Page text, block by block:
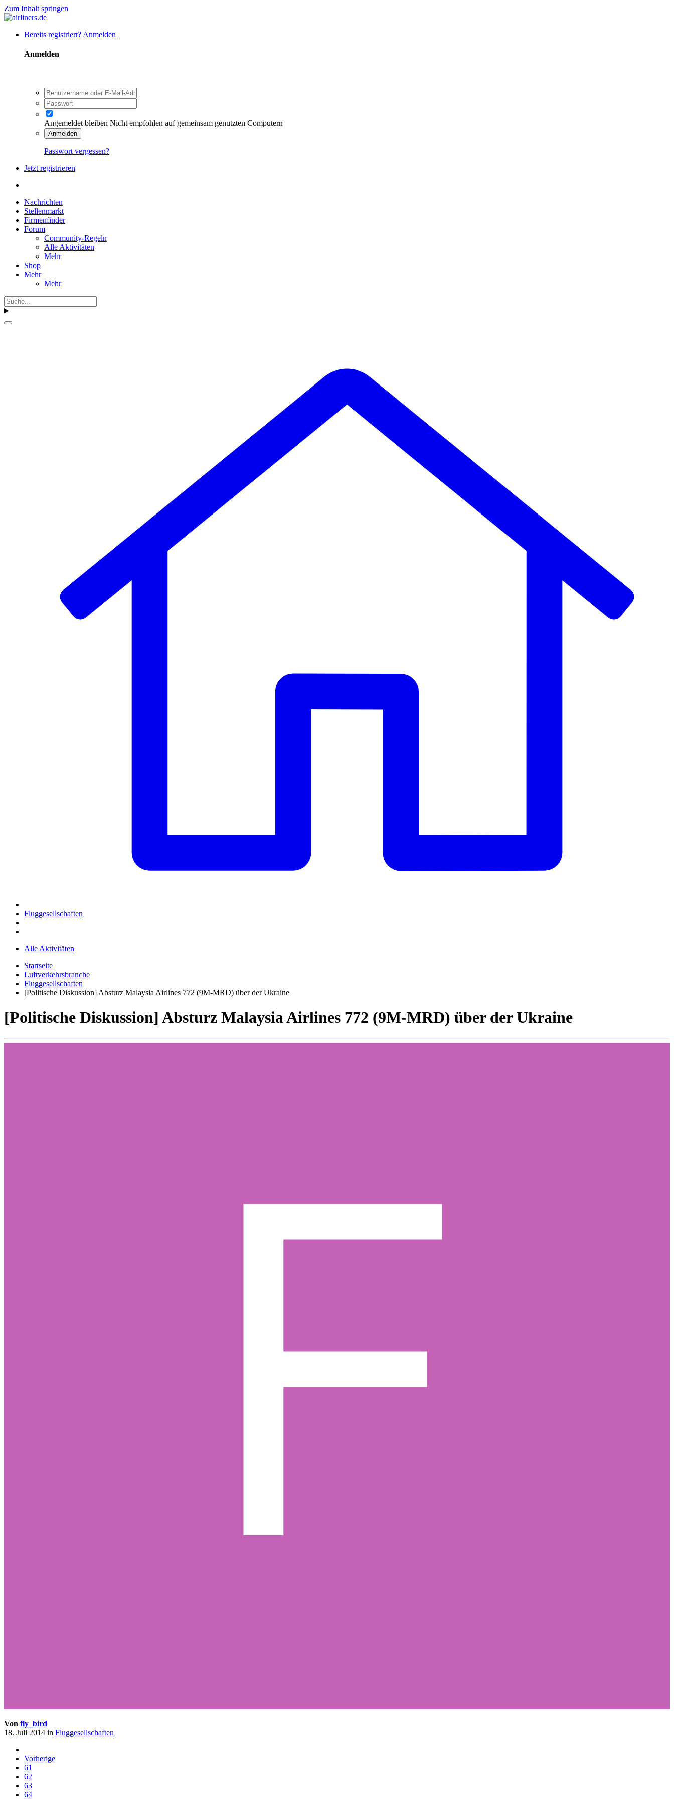
Zum Inhalt springen
Bereits registriert? Anmelden
Anmelden
Angemeldet bleiben Nicht empfohlen auf gemeinsam genutzten Computern
Anmelden
Passwort vergessen?
Jetzt registrieren
Nachrichten
Stellenmarkt
Firmenfinder
Forum
Community-Regeln
Alle Aktivitäten
Mehr
Shop
Mehr
Mehr
Fluggesellschaften
Alle Aktivitäten
Startseite
Luftverkehrsbranche
Fluggesellschaften
[Politische Diskussion] Absturz Malaysia Airlines 772 (9M-MRD) über der Ukraine
[Politische Diskussion] Absturz Malaysia Airlines 772 (9M-MRD) über der Ukraine
Von fly_bird
18. Juli 2014 in Fluggesellschaften
Vorherige
61
62
63
64